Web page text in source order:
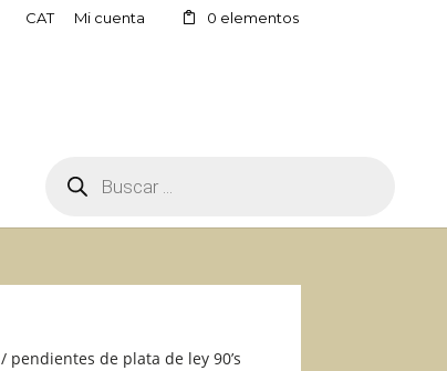
CAT Mi cuenta 0 elementos
PRODUCTOS
/ pendientes de plata de ley 90’s